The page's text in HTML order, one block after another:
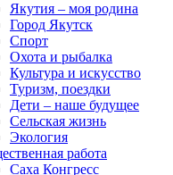
Якутия – моя родина
Город Якутск
Спорт
Охота и рыбалка
Культура и искусство
Туризм, поездки
Дети – наше будущее
Сельская жизнь
Экология
работа
Саха Конгресс